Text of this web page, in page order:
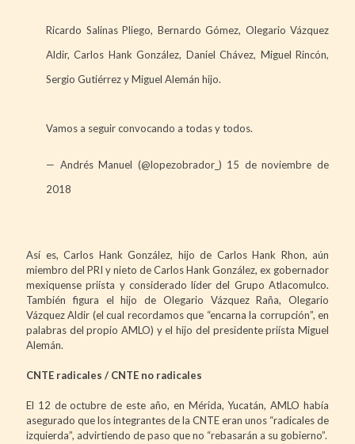
Ricardo Salinas Pliego, Bernardo Gómez, Olegario Vázquez
Aldir, Carlos Hank González, Daniel Chávez, Miguel Rincón,
Sergio Gutiérrez y Miguel Alemán hijo.
Vamos a seguir convocando a todas y todos.
— Andrés Manuel (@lopezobrador_) 15 de noviembre de
2018
Así es, Carlos Hank González, hijo de Carlos Hank Rhon, aún
miembro del PRI y nieto de Carlos Hank González, ex gobernador
mexiquense priísta y considerado líder del Grupo Atlacomulco.
También figura el hijo de Olegario Vázquez Raña, Olegario
Vázquez Aldir (el cual recordamos que “encarna la corrupción”, en
palabras del propio AMLO) y el hijo del presidente priísta Miguel
Alemán.
CNTE radicales / CNTE no radicales
El 12 de octubre de este año, en Mérida, Yucatán, AMLO había
asegurado que los integrantes de la CNTE eran unos “radicales de
izquierda”, advirtiendo de paso que no “rebasarán a su gobierno”.